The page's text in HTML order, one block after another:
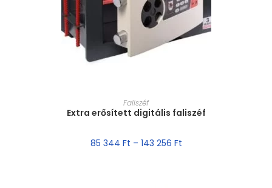
MÉRET VÁLASZTÁSA
Faliszéf
Extra erősített digitális faliszéf
85 344 Ft – 143 256 Ft